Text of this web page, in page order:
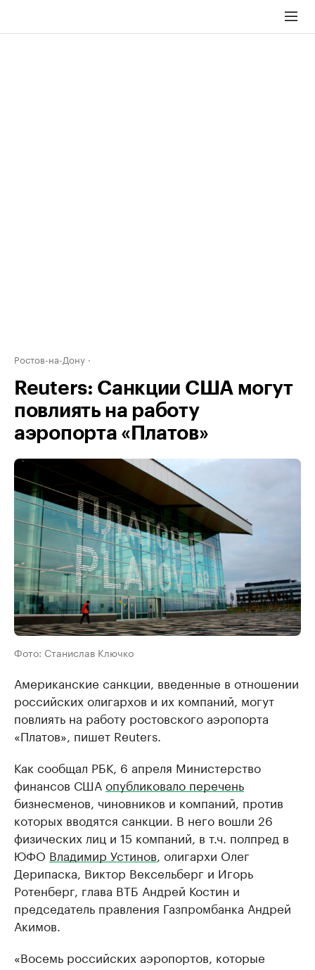
Ростов-на-Дону
Reuters: Санкции США могут
повлиять на работу
аэропорта «Платов»
Фото: Станислав Ключко
Американские санкции, введенные в отношении
российских олигархов и их компаний, могут
повлиять на работу ростовского аэропорта
«Платов», пишет Reuters.
Как сообщал РБК, 6 апреля Министерство
финансов СШАопубликовало перечень
бизнесменов, чиновников и компаний, против
которых вводятся санкции. В него вошли 26
физических лиц и 15 компаний, в т.ч. полпред в
ЮФО Владимир Устинов, олигархи Олег
Дерипаска, Виктор Вексельберг и Игорь
Ротенберг, глава ВТБ Андрей Костин и
председатель правления Газпромбанка Андрей
Акимов.
«Восемь российских аэропортов, которые